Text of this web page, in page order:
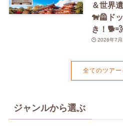
＆世界
🐕‍🦺ド
き！
2026年7月
全てのツアー
ジャンルから選ぶ